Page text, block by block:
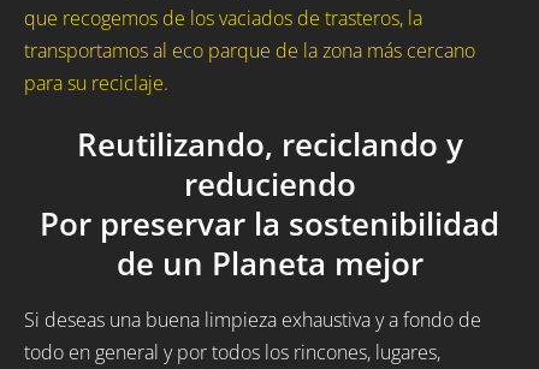
que recogemos de los vaciados de trasteros, la
transportamos al eco parque de la zona más cercano
para su reciclaje.
Reutilizando, reciclando y
reduciendo
Por preservar la sostenibilidad
de un Planeta mejor
Si deseas una buena limpieza exhaustiva y a fondo de
todo en general y por todos los rincones, lugares,